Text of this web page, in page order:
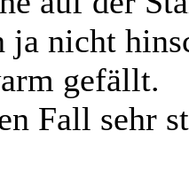
ja nicht
gefällt.
Fall sehr